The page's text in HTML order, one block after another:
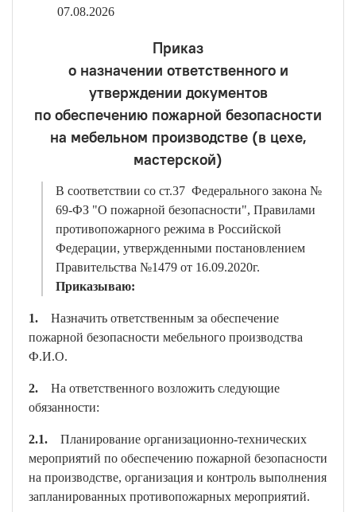
07.08.2026
Приказ
о назначении ответственного и
утверждении документов
по обеспечению пожарной безопасности
на мебельном производстве (в цехе,
мастерской)
В соответствии со ст.37 Федерального закона №
69-ФЗ "О пожарной безопасности", Правилами
противопожарного режима в Российской
Федерации, утвержденными постановлением
Правительства №1479 от 16.09.2020г.
Приказываю:
1.
Назначить ответственным за обеспечение
пожарной безопасности мебельного производства
Ф.И.О.
2. На ответственного возложить следующие
обязанности:
2.1. Планирование организационно-технических
мероприятий по обеспечению пожарной безопасности
на производстве, организация и контроль выполнения
запланированных противопожарных мероприятий.